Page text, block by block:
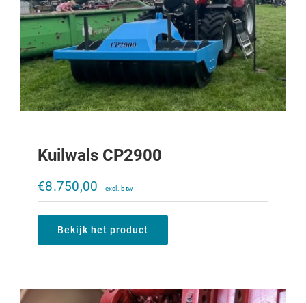
Kuilwals CP2900
€8.750,00
Bekijk het product
Draagplaat K80 CASE IHC 956XL-
€1.200,00